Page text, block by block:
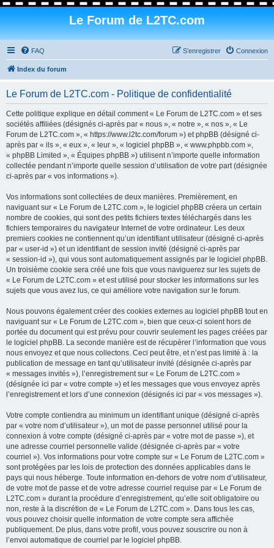
Le Forum de L2TC.com
FAQ Connexion
S’enregistrer
Index du forum
Le Forum de L2TC.com - Politique de confidentialité
Cette politique explique en détail comment « Le Forum de L2TC.com » et ses
sociétés affiliées (désignés ci-après par « nous », « notre », « nos », « Le
Forum de L2TC.com », « https://www.l2tc.com/forum ») et phpBB (désigné ci-
après par « ils », « eux », « leur », « logiciel phpBB », « www.phpbb.com »,
« phpBB Limited », « Équipes phpBB ») utilisent n’importe quelle information
collectée pendant n’importe quelle session d’utilisation de votre part (désignée
ci-après par « vos informations »).
Vos informations sont collectées de deux manières. Premièrement, en
naviguant sur « Le Forum de L2TC.com », le logiciel phpBB créera un certain
nombre de cookies, qui sont des petits fichiers textes téléchargés dans les
fichiers temporaires du navigateur Internet de votre ordinateur. Les deux
premiers cookies ne contiennent qu’un identifiant utilisateur (désigné ci-après
par « user-id ») et un identifiant de session invité (désigné ci-après par
« session-id »), qui vous sont automatiquement assignés par le logiciel phpBB.
Un troisième cookie sera créé une fois que vous naviguerez sur les sujets de
« Le Forum de L2TC.com » et est utilisé pour stocker les informations sur les
sujets que vous avez lus, ce qui améliore votre navigation sur le forum.
Nous pouvons également créer des cookies externes au logiciel phpBB tout en
naviguant sur « Le Forum de L2TC.com », bien que ceux-ci soient hors de
portée du document qui est prévu pour couvrir seulement les pages créées par
le logiciel phpBB. La seconde manière est de récupérer l’information que vous
nous envoyez et que nous collectons. Ceci peut être, et n’est pas limité à : la
publication de message en tant qu’utilisateur invité (désignée ci-après par
« messages invités »), l’enregistrement sur « Le Forum de L2TC.com »
(désignée ici par « votre compte ») et les messages que vous envoyez après
l’enregistrement et lors d’une connexion (désignés ici par « vos messages »).
Votre compte contiendra au minimum un identifiant unique (désigné ci-après
par « votre nom d’utilisateur »), un mot de passe personnel utilisé pour la
connexion à votre compte (désigné ci-après par « votre mot de passe »), et
une adresse courriel personnelle valide (désignée ci-après par « votre
courriel »). Vos informations pour votre compte sur « Le Forum de L2TC.com »
sont protégées par les lois de protection des données applicables dans le
pays qui nous héberge. Toute information en-dehors de votre nom d’utilisateur,
de votre mot de passe et de votre adresse courriel requise par « Le Forum de
L2TC.com » durant la procédure d’enregistrement, qu’elle soit obligatoire ou
non, reste à la discrétion de « Le Forum de L2TC.com ». Dans tous les cas,
vous pouvez choisir quelle information de votre compte sera affichée
publiquement. De plus, dans votre profil, vous pouvez souscrire ou non à
l’envoi automatique de courriel par le logiciel phpBB.